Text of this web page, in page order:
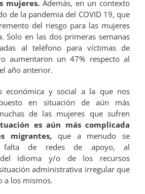
mujeres. Además, en un contexto
de la pandemia del COVID 19, que
del riesgo para las mujeres
Solo en las dos primeras semanas
al teléfono para víctimas de
aumentaron un 47% respecto al
año anterior.
económica y social a la que nos
en situación de aún más
de las mujeres que sufren
es aún más complicada
migrantes, que a menudo se
de redes de apoyo, al
del idioma y/o de los recursos
administrativa irregular que
a los mismos.